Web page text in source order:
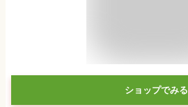
ショップでみる